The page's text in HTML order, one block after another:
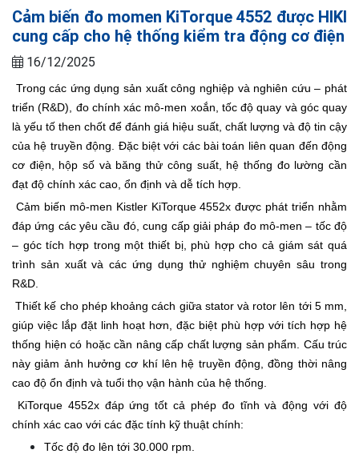
Cảm biến đo momen KiTorque 4552 được HIKI
cung cấp cho hệ thống kiểm tra động cơ điện
16/12/2025
Trong các ứng dụng sản xuất công nghiệp và nghiên cứu – phát
triển (R&D), đo chính xác mô-men xoắn, tốc độ quay và góc quay
là yếu tố then chốt để đánh giá hiệu suất, chất lượng và độ tin cậy
của hệ truyền động. Đặc biệt với các bài toán liên quan đến động
cơ điện, hộp số và băng thử công suất, hệ thống đo lường cần
đạt độ chính xác cao, ổn định và dễ tích hợp.
Cảm biến mô-men Kistler KiTorque 4552x được phát triển nhằm
đáp ứng các yêu cầu đó, cung cấp giải pháp đo mô-men – tốc độ
– góc tích hợp trong một thiết bị, phù hợp cho cả giám sát quá
trình sản xuất và các ứng dụng thử nghiệm chuyên sâu trong
R&D.
Thiết kế cho phép khoảng cách giữa stator và rotor lên tới 5 mm,
giúp việc lắp đặt linh hoạt hơn, đặc biệt phù hợp với tích hợp hệ
thống hiện có hoặc cần nâng cấp chất lượng sản phẩm. Cấu trúc
này giảm ảnh hưởng cơ khí lên hệ truyền động, đồng thời nâng
cao độ ổn định và tuổi thọ vận hành của hệ thống.
KiTorque 4552x đáp ứng tốt cả phép đo tĩnh và động với độ
chính xác cao với các đặc tính kỹ thuật chính:
Tốc độ đo lên tới 30.000 rpm.